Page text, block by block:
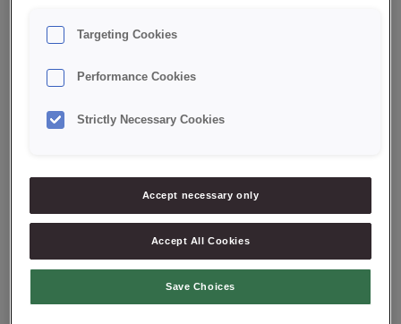
Targeting Cookies
Performance Cookies
Strictly Necessary Cookies
Accept necessary only
Accept All Cookies
Save Choices